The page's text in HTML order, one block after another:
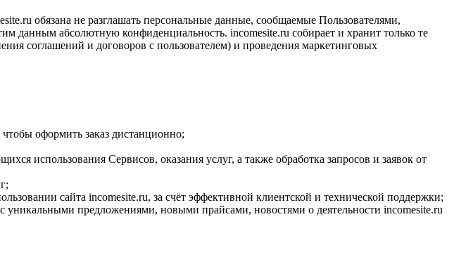
обязана не разглашать персональные данные, сообщаемые Пользователями,
данным абсолютную конфиденциальность. incomesite.ru собирает и хранит только те
соглашений и договоров с пользователем) и проведения маркетинговых
оформить заказ дистанционно;
использования Сервисов, оказания услуг, а также обработка запросов и заявок от
сайта incomesite.ru, за счёт эффективной клиентской и технической поддержки;
предложениями, новыми прайсами, новостями о деятельности incomesite.ru